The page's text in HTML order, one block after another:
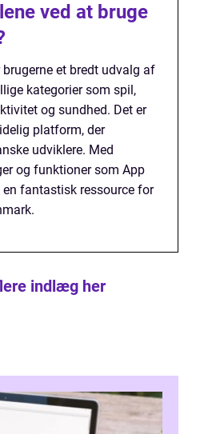
ved at bruge
et bredt udvalg af
kategorier som spil,
og sundhed. Det er
platform, der
udviklere. Med
og funktioner som App
en fantastisk ressource for
indlæg her